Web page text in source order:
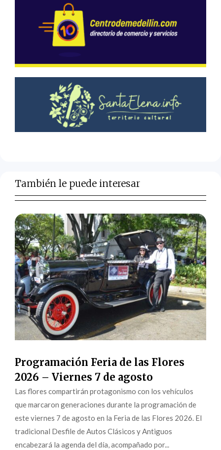
También le puede interesar
Programación Feria de las Flores
2026 – Viernes 7 de agosto
Las flores compartirán protagonismo con los vehículos
que marcaron generaciones durante la programación de
este viernes 7 de agosto en la Feria de las Flores 2026. El
tradicional Desfile de Autos Clásicos y Antiguos
encabezará la agenda del día, acompañado por...